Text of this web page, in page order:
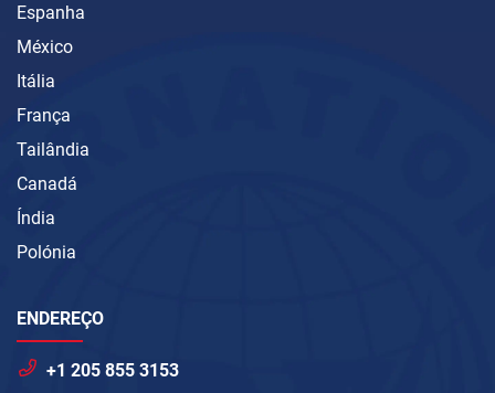
Espanha
México
Itália
França
Tailândia
Canadá
Índia
Polónia
ENDEREÇO
+1 205 855 3153